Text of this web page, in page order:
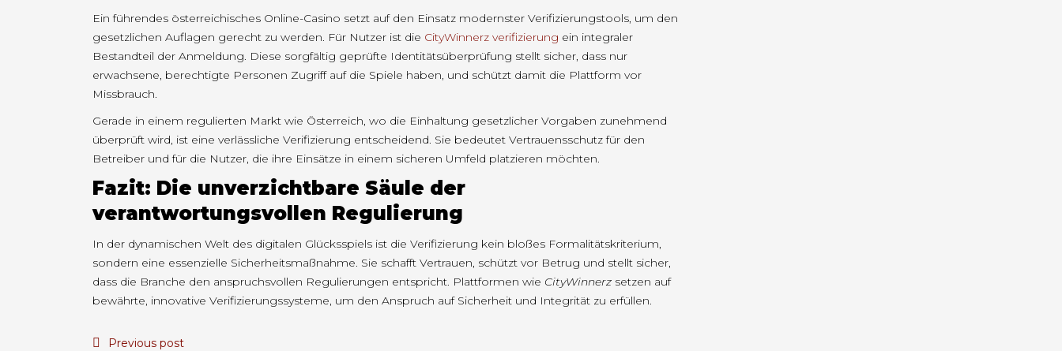
Ein führendes österreichisches Online-Casino setzt auf den Einsatz modernster Verifizierungstools, um den
gesetzlichen Auflagen gerecht zu werden. Für Nutzer ist die CityWinnerz verifizierung ein integraler
Bestandteil der Anmeldung. Diese sorgfältig geprüfte Identitätsüberprüfung stellt sicher, dass nur
erwachsene, berechtigte Personen Zugriff auf die Spiele haben, und schützt damit die Plattform vor
Missbrauch.
Gerade in einem regulierten Markt wie Österreich, wo die Einhaltung gesetzlicher Vorgaben zunehmend
überprüft wird, ist eine verlässliche Verifizierung entscheidend. Sie bedeutet Vertrauensschutz für den
Betreiber und für die Nutzer, die ihre Einsätze in einem sicheren Umfeld platzieren möchten.
Fazit: Die unverzichtbare Säule der
verantwortungsvollen Regulierung
In der dynamischen Welt des digitalen Glücksspiels ist die Verifizierung kein bloßes Formalitätskriterium,
sondern eine essenzielle Sicherheitsmaßnahme. Sie schafft Vertrauen, schützt vor Betrug und stellt sicher,
dass die Branche den anspruchsvollen Regulierungen entspricht. Plattformen wie CityWinnerz setzen auf
bewährte, innovative Verifizierungssysteme, um den Anspruch auf Sicherheit und Integrität zu erfüllen.
Previous post